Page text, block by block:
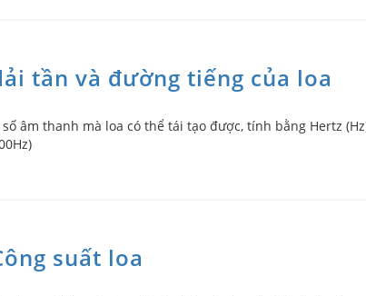
tần và đường tiếng của loa
âm thanh mà loa có thể tái tạo được, tính bằng Hertz
suất loa